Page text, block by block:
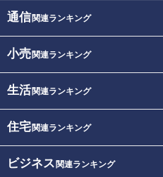
通信関連ランキング
小売関連ランキング
生活関連ランキング
住宅関連ランキング
ビジネス 関連ランキング